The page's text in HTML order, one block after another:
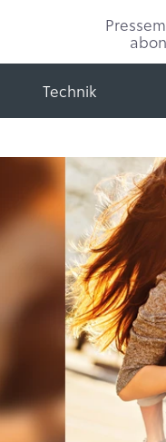
Technik